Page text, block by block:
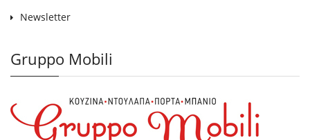
Newsletter
Gruppo Mobili